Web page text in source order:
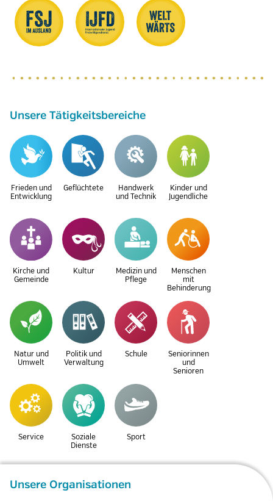
Unsere Tätigkeitsbereiche
Frieden und
Entwicklung
Geflüchtete
Handwerk
und Technik
Kinder und
Jugendliche
Kirche und
Gemeinde
Kultur
Medizin und
Pflege
Menschen
mit
Behinderung
Natur und
Umwelt
Politik und
Verwaltung
Schule
Seniorinnen
und
Senioren
Service
Soziale
Dienste
Sport
Unsere Organisationen